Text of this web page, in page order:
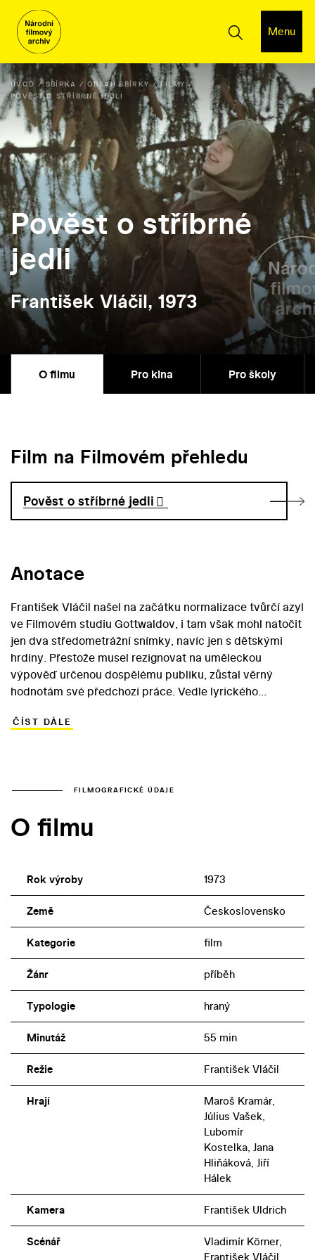
Menu
ÚVOD SBÍRKA OBSAH SBÍRKY
FILMY
POVĚST O STŘÍBRNÉ JEDLI
Pověst o stříbrné
jedli
František Vláčil, 1973
O filmu Pro kina Pro školy
Film na Filmovém přehledu
Pověst o stříbrné jedli
Anotace
František Vláčil našel na začátku normalizace tvůrčí azyl
ve Filmovém studiu Gottwaldov, i tam však mohl natočit
jen dva středometrážní snímky, navíc jen s dětskými
hrdiny. Přestože musel rezignovat na uměleckou
výpověď určenou dospělému publiku, zůstal věrný
hodnotám své předchozí práce. Vedle lyrického
scénáře Vladimíra Körnera (Údolí včel /1967/, Adelheid
česače semen jehličnatých stromů. Chlapec mu začne v
působivém snímku, jehož kameramanem byl režisérův
ČÍST DÁLE
FILMOGRAFICKÉ ÚDAJE
O filmu
Rok výroby 1973
Země Československo
Kategorie film
Žánr příběh
Typologie hraný
Minutáž 55 min
Režie František Vláčil
Hrají
Maroš Kramár,
Július Vašek,
Lubomír
Kostelka, Jana
Hliňáková, Jiří
Hálek
Kamera František Uldrich
Scénář
Vladimír Körner,